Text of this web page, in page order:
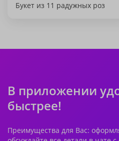
Букет из 11 радужных роз
В приложении
быстрее!
Преимущества для Вас: